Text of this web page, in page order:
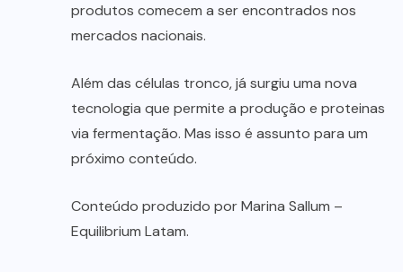
produtos comecem a ser encontrados nos
mercados nacionais.
Além das células tronco, já surgiu uma nova
tecnologia que permite a produção e proteinas
via fermentação. Mas isso é assunto para um
próximo conteúdo.
Conteúdo produzido por Marina Sallum –
Equilibrium Latam.